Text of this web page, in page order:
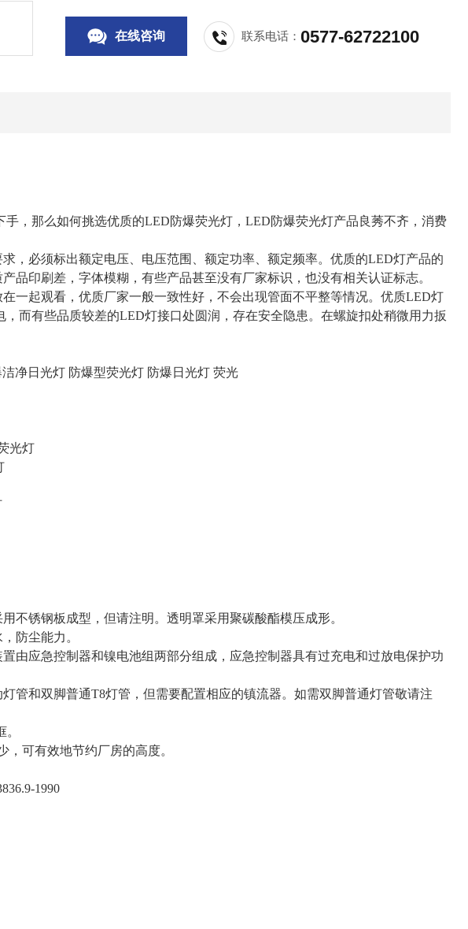
在线咨询 联系电话：0577-62722100
，那么如何挑选优质的LED防爆荧光灯，LED防爆荧光灯产品良莠不齐，消费
，必须标出额定电压、电压范围、额定功率、额定频率。优质的LED灯产品的
品印刷差，字体模糊，有些产品甚至没有厂家标识，也没有相关认证标志。
一起观看，优质厂家一般一致性好，不会出现管面不平整等情况。优质LED灯
而有些品质较差的LED灯接口处圆润，存在安全隐患。在螺旋扣处稍微用力扳
净日光灯 防爆型荧光灯 防爆日光灯 荧光
光灯
不锈钢板成型，但请注明。透明罩采用聚碳酸酯模压成形。
防尘能力。
由应急控制器和镍电池组两部分组成，应急控制器具有过充电和过放电保护功
管和双脚普通T8灯管，但需要配置相应的镇流器。如需双脚普通灯管敬请注
，可有效地节约厂房的高度。
1990